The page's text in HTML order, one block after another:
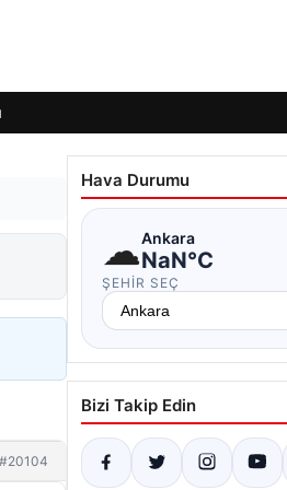
#20104
Hava Durumu
☁Ankara
NaN°C
ŞEHIR SEÇ
Bizi Takip Edin